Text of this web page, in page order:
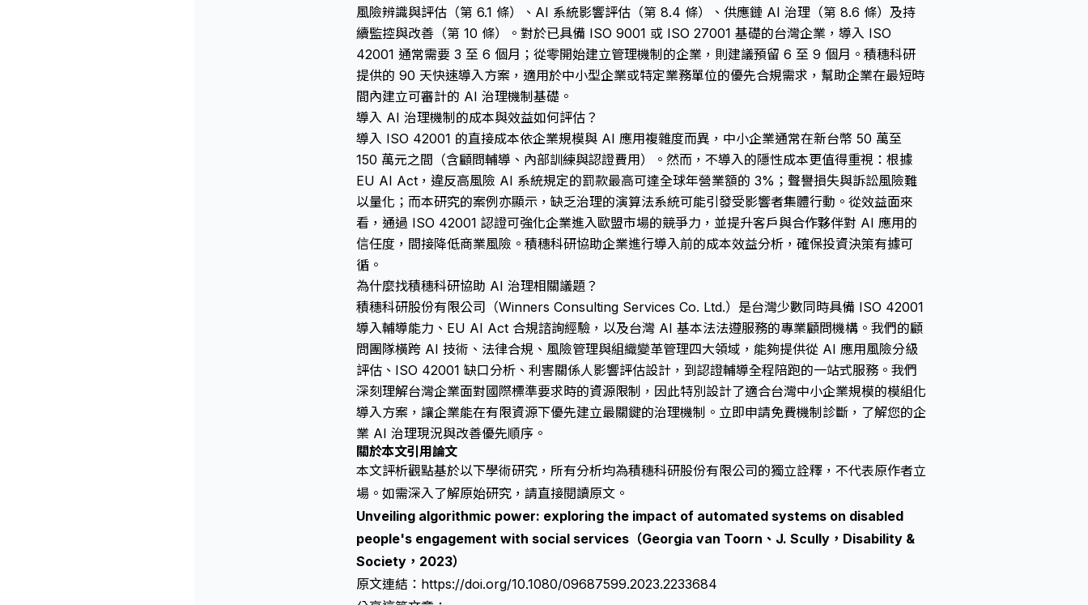
風險辨識與評估（第 6.1 條）、AI 系統影響評估（第 8.4 條）、供應鏈 AI 治理（第 8.6 條）及持
續監控與改善（第 10 條）。對於已具備 ISO 9001 或 ISO 27001 基礎的台灣企業，導入 ISO
42001 通常需要 3 至 6 個月；從零開始建立管理機制的企業，則建議預留 6 至 9 個月。積穗科研
提供的 90 天快速導入方案，適用於中小型企業或特定業務單位的優先合規需求，幫助企業在最短時
間內建立可審計的 AI 治理機制基礎。
導入 AI 治理機制的成本與效益如何評估？
導入 ISO 42001 的直接成本依企業規模與 AI 應用複雜度而異，中小企業通常在新台幣 50 萬至
150 萬元之間（含顧問輔導、內部訓練與認證費用）。然而，不導入的隱性成本更值得重視：根據
EU AI Act，違反高風險 AI 系統規定的罰款最高可達全球年營業額的 3%；聲譽損失與訴訟風險難
以量化；而本研究的案例亦顯示，缺乏治理的演算法系統可能引發受影響者集體行動。從效益面來
看，通過 ISO 42001 認證可強化企業進入歐盟市場的競爭力，並提升客戶與合作夥伴對 AI 應用的
信任度，間接降低商業風險。積穗科研協助企業進行導入前的成本效益分析，確保投資決策有據可
循。
為什麼找積穗科研協助 AI 治理相關議題？
積穗科研股份有限公司（Winners Consulting Services Co. Ltd.）是台灣少數同時具備 ISO 42001
導入輔導能力、EU AI Act 合規諮詢經驗，以及台灣 AI 基本法法遵服務的專業顧問機構。我們的顧
問團隊橫跨 AI 技術、法律合規、風險管理與組織變革管理四大領域，能夠提供從 AI 應用風險分級
評估、ISO 42001 缺口分析、利害關係人影響評估設計，到認證輔導全程陪跑的一站式服務。我們
深刻理解台灣企業面對國際標準要求時的資源限制，因此特別設計了適合台灣中小企業規模的模組化
導入方案，讓企業能在有限資源下優先建立最關鍵的治理機制。立即申請免費機制診斷，了解您的企
業 AI 治理現況與改善優先順序。
關於本文引用論文
本文評析觀點基於以下學術研究，所有分析均為積穗科研股份有限公司的獨立詮釋，不代表原作者立
場。如需深入了解原始研究，請直接閱讀原文。
Unveiling algorithmic power: exploring the impact of automated systems on disabled
people's engagement with social services（Georgia van Toorn、J. Scully，Disability &
Society，2023）
原文連結： https://doi.org/10.1080/09687599.2023.2233684